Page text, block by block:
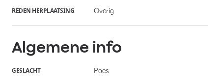
REDEN HERPLAATSING Overig
Algemene info
GESLACHT Poes